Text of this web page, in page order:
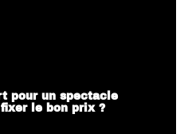
pour un spectacle
le bon prix ?